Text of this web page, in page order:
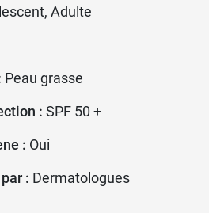
Adulte
Peau grasse
: SPF 50 +
: Oui
: Dermatologues